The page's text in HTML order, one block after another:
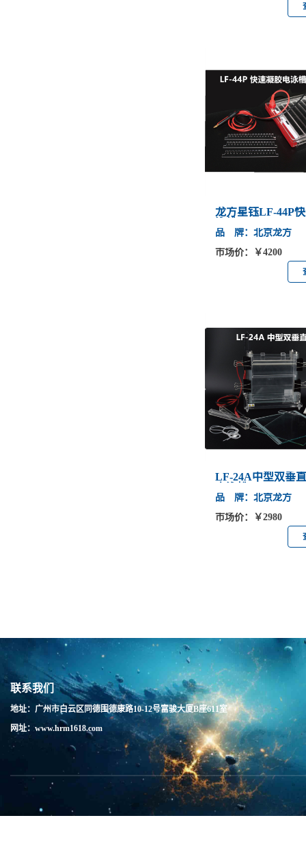
龙方星钰LF-44P
品 牌：北京龙方
市场价：￥4200
LF-24A中型双垂
品 牌：北京龙方
市场价：￥2980
联系我们
地址：广州市白云区同德围德康路10-12号富骏大厦B座611室
网址：www.hrm1618.com